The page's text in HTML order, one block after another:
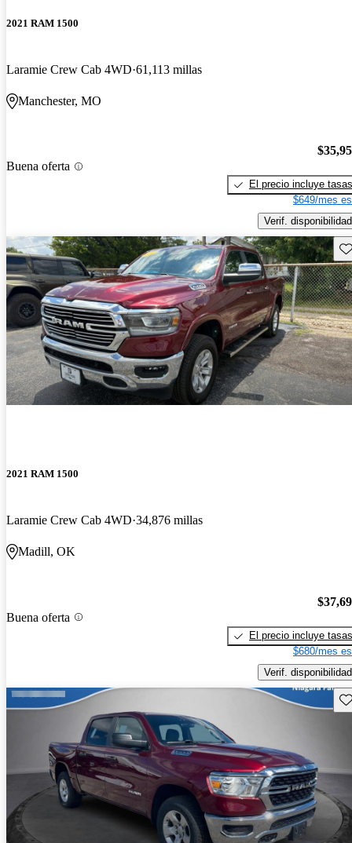
2021 RAM 1500
Laramie Crew Cab 4WD 61,113 millas
Manchester, MO
Buena oferta
El precio incluye tasas
$649/mes
Verif. disponibilidad
2021 RAM 1500
Laramie Crew Cab 4WD 34,876 millas
Madill, OK
Buena oferta
El precio incluye tasas
$680/mes
Verif. disponibilidad